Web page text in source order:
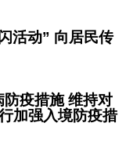
活动” 向居民传
疫措施 维持对
加强入境防疫措